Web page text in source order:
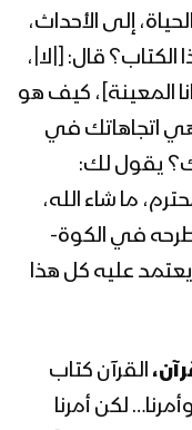
والعشرون لقائد
الحوثي
والعشرون لقائد
الحوثي
والعشرون لقائد
الحوثي
والعشرون
بدرالدين
إلى الأحداث،
قال: [|لا|،
المعينة]، كيف هو
اتجاهاتك في
يقول لك:
ما شاء الله،
في الكوة-
يعتمد عليه كل هذا
القرآن كتاب
لكن أمرنا